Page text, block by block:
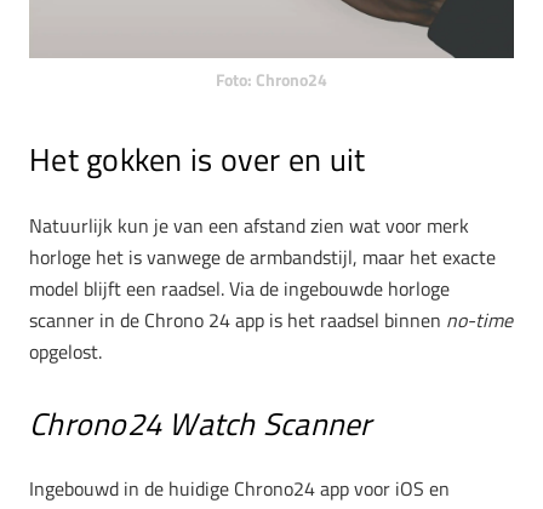
Foto: Chrono24
Het gokken is over en uit
Natuurlijk kun je van een afstand zien wat voor merk
horloge het is vanwege de armbandstijl, maar het exacte
model blijft een raadsel. Via de ingebouwde horloge
scanner in de Chrono 24 app is het raadsel binnen no-time
opgelost.
Chrono24 Watch Scanner
Ingebouwd in de huidige Chrono24 app voor iOS en